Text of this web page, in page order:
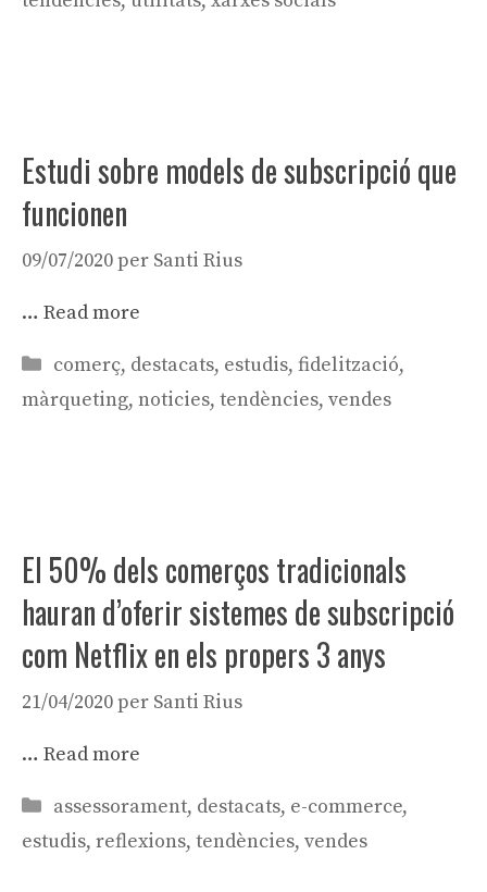
Estudi sobre models de subscripció que
funcionen
09/07/2020per Santi Rius
… Read more
Categories
comerç, destacats, estudis, fidelització,
màrqueting, noticies, tendències, vendes
El 50% dels comerços tradicionals
hauran d’oferir sistemes de subscripció
com Netflix en els propers 3 anys
21/04/2020per Santi Rius
… Read more
Categories
assessorament, destacats, e-commerce,
estudis, reflexions, tendències, vendes